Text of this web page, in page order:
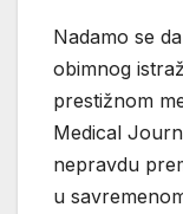
Nadamo se
obimnog
prestižnom
Medical
nepravdu
u